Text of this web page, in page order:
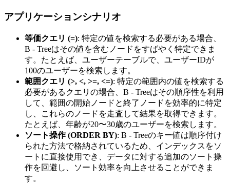
アプリケーションシナリオ
等価クエリ (=): 特定の値を検索する必要がある場合、
B - Treeはその値を含むノードをすばやく特定できま
す。たとえば、ユーザーテーブルで、ユーザーIDが
100のユーザーを検索します。
範囲クエリ (>, <, >=, <=): 特定の範囲内の値を検索する
必要があるクエリの場合、B - Treeはその順序性を利用
して、範囲の開始ノードと終了ノードを効率的に特定
し、これらのノードを走査して結果を取得できます。
たとえば、年齢が20〜30歳のユーザーを検索します。
ソート操作 (ORDER BY): B - Treeのキー値は順序付け
られた方法で格納されているため、インデックスをソ
ートに直接使用でき、データに対する追加のソート操
作を回避し、ソート効率を向上させることができま
す。